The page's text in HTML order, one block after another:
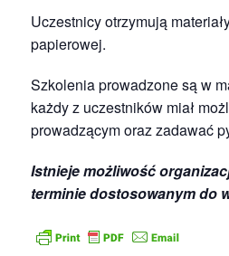
Uczestnicy otrzymują
papierowej.
Szkolenia prowadzone są w
każdy z uczestników miał
prowadzącym oraz zadawać
Istnieje możliwość
terminie dostosowanym do